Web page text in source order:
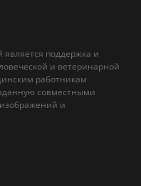
является поддержка и
и ветеринарной
работникам
совместными
и